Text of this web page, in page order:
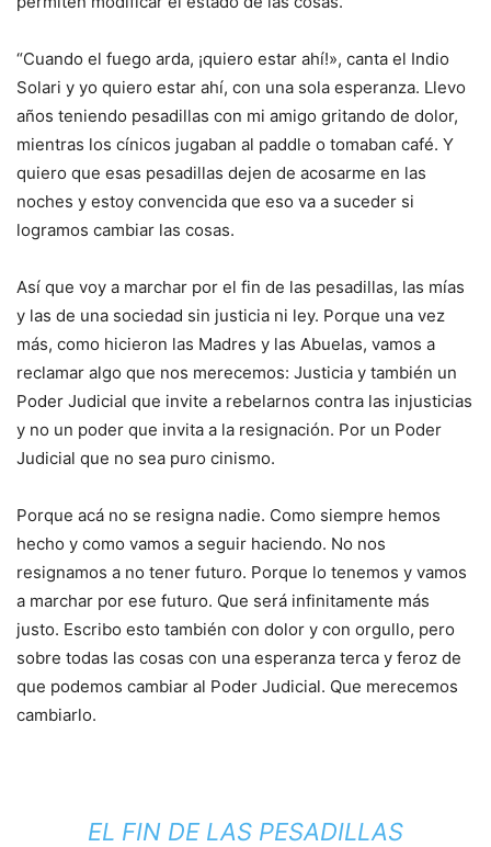
“Cuando el fuego arda, ¡quiero estar ahí!», canta el Indio
Solari y yo quiero estar ahí, con una sola esperanza. Llevo
años teniendo pesadillas con mi amigo gritando de dolor,
mientras los cínicos jugaban al paddle o tomaban café. Y
quiero que esas pesadillas dejen de acosarme en las
noches y estoy convencida que eso va a suceder si
logramos cambiar las cosas.
Así que voy a marchar por el fin de las pesadillas, las mías
y las de una sociedad sin justicia ni ley. Porque una vez
más, como hicieron las Madres y las Abuelas, vamos a
reclamar algo que nos merecemos: Justicia y también un
Poder Judicial que invite a rebelarnos contra las injusticias
y no un poder que invita a la resignación. Por un Poder
Judicial que no sea puro cinismo.
Porque acá no se resigna nadie. Como siempre hemos
hecho y como vamos a seguir haciendo. No nos
resignamos a no tener futuro. Porque lo tenemos y vamos
a marchar por ese futuro. Que será infinitamente más
justo. Escribo esto también con dolor y con orgullo, pero
sobre todas las cosas con una esperanza terca y feroz de
que podemos cambiar al Poder Judicial. Que merecemos
cambiarlo.
EL FIN DE LAS PESADILLAS